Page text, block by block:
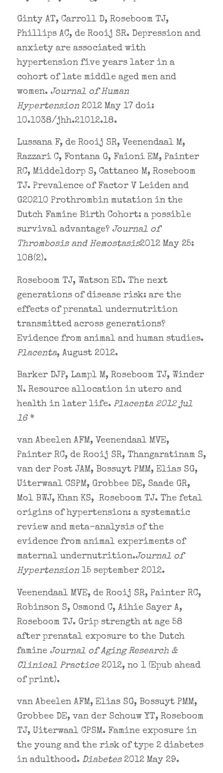
Ginty AT, Carroll D, Roseboom TJ,
Phillips AC, de Rooij SR. Depression and
anxiety are associated with
hypertension five years later in a
cohort of late middle aged men and
women. Journal of Human
Hypertension 2012 May 17 doi:
10.1038/jhh.21012.18.
Lussana F, de Rooij SR, Veenendaal M,
Razzari C, Fontana G, Faioni EM, Painter
RC, Middeldorp S, Cattaneo M, Roseboom
TJ. Prevalence of Factor V Leiden and
G20210 Prothrombin mutation in the
Dutch Famine Birth Cohort: a possible
survival advantage? Journal of
Thrombosis and Hemostasis2012 May 25:
108(2).
Roseboom TJ, Watson ED. The next
generations of disease risk: are the
effects of prenatal undernutrition
transmitted across generations?
Evidence from animal and human studies.
Placenta, August 2012.
Barker DJP, Lampl M, Roseboom TJ, Winder
N. Resource allocation in utero and
health in later life. Placenta 2012 jul
16*
van Abeelen AFM, Veenendaal MVE,
Painter RC, de Rooij SR, Thangaratinam S,
van der Post JAM, Bossuyt PMM, Elias SG,
Uiterwaal CSPM, Grobbee DE, Saade GR,
Mol BWJ, Khan KS, Roseboom TJ. The fetal
origins of hypertension: a systematic
review and meta-analysis of the
evidence from animal experiments of
maternal undernutrition.Journal of
Hypertension15 september 2012.
Veenendaal MVE, de Rooij SR, Painter RC,
Robinson S, Osmond C, Aihie Sayer A,
Roseboom TJ. Grip strength at age 58
after prenatal exposure to the Dutch
famine Journal of Aging Research &
Clinical Practice2012, no 1 (Epub ahead
of print).
van Abeelen AFM, Elias SG, Bossuyt PMM,
Grobbee DE, van der Schouw YT, Roseboom
TJ, Uiterwaal CPSM. Famine exposure in
the young and the risk of type 2 diabetes
in adulthood. Diabetes2012 May 29.